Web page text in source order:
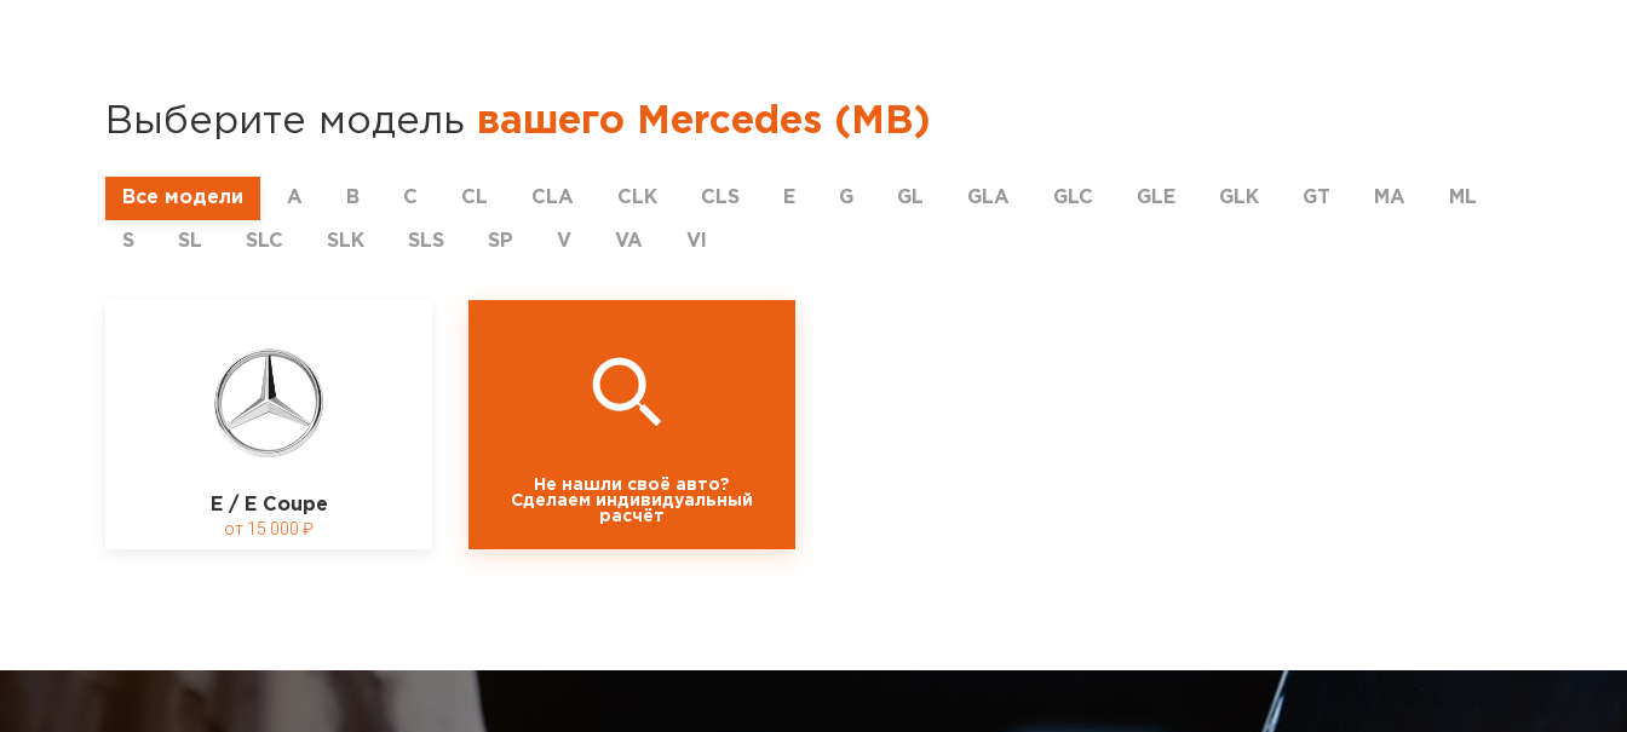
Выберите модель вашего Mercedes (MB)
Все модели A B C CL CLA CLK CLS E G GL GLA GLC GLE GLK GT MA ML
S SL SLC SLK SLS SP V VA VI
E / E Coupe
15 000
Не нашли своё авто?
Сделаем индивидуальный
расчёт